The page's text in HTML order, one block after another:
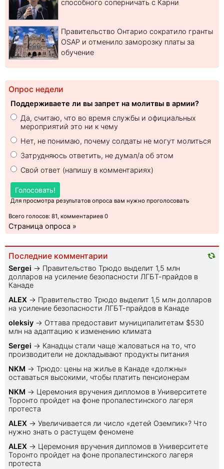
способного соперничать с Карни
Правительство Онтарио сократило гранты
OSAP и отменило заморозку платы за
обучение
Опрос недели
Поддерживаете ли вы запрет на молитвы в армии?
Да, считаю, что во время службы и официальных
мероприятий это ни к чему
Нет, не понимаю, почему солдаты не могут молиться
Затрудняюсь ответить, не думал/а об этом
Свой ответ (напишу в комментариях)
Голосовать!
Для просмотра результатов опроса вам нужно проголосовать
Всего голосов: 81, комментариев 0
Страница опроса »
Последние комментарии
Sеrgei → Правительство Трюдо выделит 1,5 млн
долларов на усиление безопасности ЛГБТ-прайдов в
Канаде
ALEX → Правительство Трюдо выделит 1,5 млн долларов
на усиление безопасности ЛГБТ-прайдов в Канаде
oleksiy → Оттава предоставит муниципалитетам $530
млн на адаптацию к изменению климата
Sеrgei → Канадцы стали чаще жаловаться на то, что
производители не докладывают продукты питания
NKM → Трюдо: цены на жилье в Канаде «должны»
оставаться высокими, чтобы платить пенсионерам
NKM → Церемония вручения дипломов в Университете
Торонто пройдет на фоне пропалестинского лагеря
протеста
ALEX → Увеличивается ли число «детей Оземпик»? Что
нужно знать о растущем феномене
ALEX → Церемония вручения дипломов в Университете
Торонто пройдет на фоне пропалестинского лагеря
протеста